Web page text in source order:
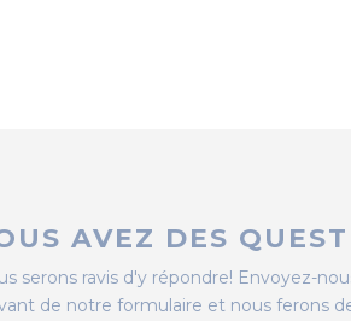
AVEZ DES
serons ravis d'y répondre! Envoyez-
de notre formulaire et nous ferons